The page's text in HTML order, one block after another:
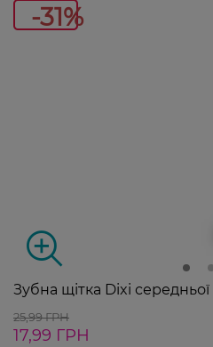
-31%
Зубна щітка Dixi середньої
25,99 ГРН
17,99 ГРН